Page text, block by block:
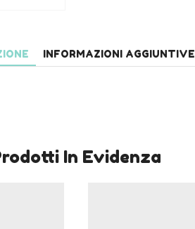
INFORMAZIONI AGGIUNTIVE
In Evidenza